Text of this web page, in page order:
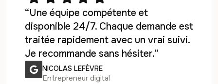
“Une équipe compétente et
disponible 24/7. Chaque demande est
traitée rapidement avec un vrai suivi.
Je recommande sans hésiter.”
NICOLAS LEFÈVRE
Entrepreneur digital